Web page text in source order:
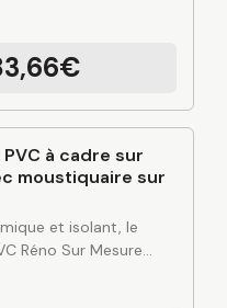
et esthétique
de C2R et posé…
à cadre sur
moustiquaire sur
et isolant, le
Réno Sur Mesure
d’entretien, bonne
et esthétique